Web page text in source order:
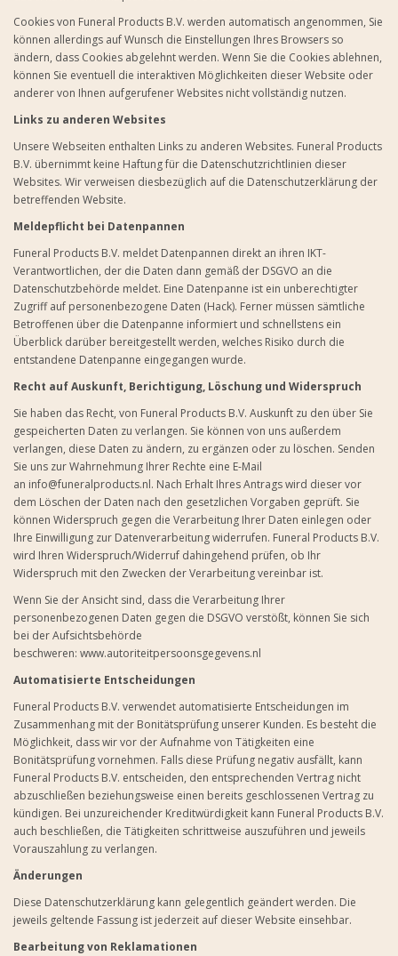
Cookies von Funeral Products B.V. werden automatisch angenommen, Sie
können allerdings auf Wunsch die Einstellungen Ihres Browsers so
ändern, dass Cookies abgelehnt werden. Wenn Sie die Cookies ablehnen,
können Sie eventuell die interaktiven Möglichkeiten dieser Website oder
anderer von Ihnen aufgerufener Websites nicht vollständig nutzen.
Links zu anderen Websites
Unsere Webseiten enthalten Links zu anderen Websites. Funeral Products
B.V. übernimmt keine Haftung für die Datenschutzrichtlinien dieser
Websites. Wir verweisen diesbezüglich auf die Datenschutzerklärung der
betreffenden Website.
Meldepflicht bei Datenpannen
Funeral Products B.V. meldet Datenpannen direkt an ihren IKT-
Verantwortlichen, der die Daten dann gemäß der DSGVO an die
Datenschutzbehörde meldet. Eine Datenpanne ist ein unberechtigter
Zugriff auf personenbezogene Daten (Hack). Ferner müssen sämtliche
Betroffenen über die Datenpanne informiert und schnellstens ein
Überblick darüber bereitgestellt werden, welches Risiko durch die
entstandene Datenpanne eingegangen wurde.
Recht auf Auskunft, Berichtigung, Löschung und Widerspruch
Sie haben das Recht, von Funeral Products B.V. Auskunft zu den über Sie
gespeicherten Daten zu verlangen. Sie können von uns außerdem
verlangen, diese Daten zu ändern, zu ergänzen oder zu löschen. Senden
Sie uns zur Wahrnehmung Ihrer Rechte eine E-Mail
an info@funeralproducts.nl. Nach Erhalt Ihres Antrags wird dieser vor
dem Löschen der Daten nach den gesetzlichen Vorgaben geprüft. Sie
können Widerspruch gegen die Verarbeitung Ihrer Daten einlegen oder
Ihre Einwilligung zur Datenverarbeitung widerrufen. Funeral Products B.V.
wird Ihren Widerspruch/Widerruf dahingehend prüfen, ob Ihr
Widerspruch mit den Zwecken der Verarbeitung vereinbar ist.
Wenn Sie der Ansicht sind, dass die Verarbeitung Ihrer
personenbezogenen Daten gegen die DSGVO verstößt, können Sie sich
bei der Aufsichtsbehörde
beschweren: www.autoriteitpersoonsgegevens.nl
Automatisierte Entscheidungen
Funeral Products B.V. verwendet automatisierte Entscheidungen im
Zusammenhang mit der Bonitätsprüfung unserer Kunden. Es besteht die
Möglichkeit, dass wir vor der Aufnahme von Tätigkeiten eine
Bonitätsprüfung vornehmen. Falls diese Prüfung negativ ausfällt, kann
Funeral Products B.V. entscheiden, den entsprechenden Vertrag nicht
abzuschließen beziehungsweise einen bereits geschlossenen Vertrag zu
kündigen. Bei unzureichender Kreditwürdigkeit kann Funeral Products B.V.
auch beschließen, die Tätigkeiten schrittweise auszuführen und jeweils
Vorauszahlung zu verlangen.
Änderungen
Diese Datenschutzerklärung kann gelegentlich geändert werden. Die
jeweils geltende Fassung ist jederzeit auf dieser Website einsehbar.
Bearbeitung von Reklamationen